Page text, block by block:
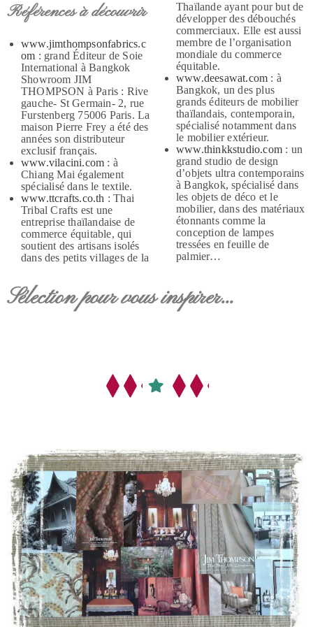
Références à découvrir
www.jimthompsonfabrics.c
om : grand Éditeur de Soie
International à Bangkok
Showroom JIM
THOMPSON à Paris : Rive
gauche- St Germain- 2, rue
Furstenberg 75006 Paris. La
maison Pierre Frey a été des
années son distributeur
exclusif français.
www.vilacini.com : à
Chiang Mai également
spécialisé dans le textile.
www.ttcrafts.co.th : Thai
Tribal Crafts est une
entreprise thaïlandaise de
commerce équitable, qui
soutient des artisans isolés
dans des petits villages de la
Thaïlande ayant pour but de
développer des débouchés
commerciaux. Elle est aussi
membre de l’organisation
mondiale du commerce
équitable.
www.deesawat.com : à
Bangkok, un des plus
grands éditeurs de mobilier
thaïlandais, contemporain,
spécialisé notamment dans
le mobilier extérieur.
www.thinkkstudio.com : un
grand studio de design
d’objets ultra contemporains
à Bangkok, spécialisé dans
les objets de déco et le
mobilier, dans des matériaux
étonnants comme la
conception de lampes
tressées en feuille de
palmier…
Sélection pour vous inspirer...